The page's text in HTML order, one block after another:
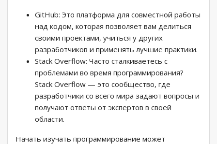
GitHub: Это платформа для совместной работы
над кодом, которая позволяет вам делиться
своими проектами, учиться у других
разработчиков и применять лучшие практики.
Stack Overflow: Часто сталкиваетесь с
проблемами во время программирования?
Stack Overflow — это сообщество, где
разработчики со всего мира задают вопросы и
получают ответы от экспертов в своей
области.
Начать изучать программирование может